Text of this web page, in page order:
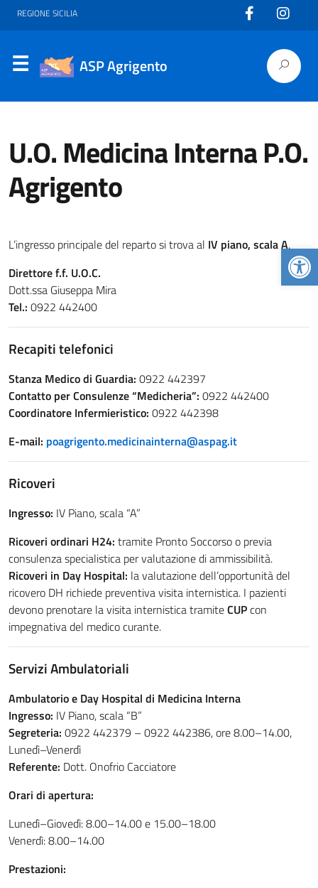
REGIONE SICILIA
ASP Agrigento
U.O. Medicina Interna P.O.
Agrigento
L’ingresso principale del reparto si trova al IV piano, scala A.
Direttore f.f. U.O.C.
Dott.ssa Giuseppa Mira
Tel.: 0922 442400
Recapiti telefonici
Stanza Medico di Guardia: 0922 442397
Contatto per Consulenze “Medicheria”: 0922 442400
Coordinatore Infermieristico: 0922 442398
E-mail: poagrigento.medicinainterna@aspag.it
Ricoveri
Ingresso: IV Piano, scala “A”
Ricoveri ordinari H24: tramite Pronto Soccorso o previa
consulenza specialistica per valutazione di ammissibilità.
Ricoveri in Day Hospital: la valutazione dell’opportunità del
ricovero DH richiede preventiva visita internistica. I pazienti
devono prenotare la visita internistica tramiteCUPcon
impegnativa del medico curante.
Servizi Ambulatoriali
Ambulatorio e Day Hospital di Medicina Interna
Ingresso: IV Piano, scala “B”
Segreteria: 0922 442379 – 0922 442386, ore 8.00–14.00,
Lunedì–Venerdì
Referente: Dott. Onofrio Cacciatore
Orari di apertura:
Lunedì–Giovedì: 8.00–14.00 e 15.00–18.00
Venerdì: 8.00–14.00
Prestazioni: